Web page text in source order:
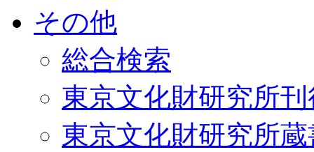
その他
総合検索
東京文化財研究所
東京文化財研究所